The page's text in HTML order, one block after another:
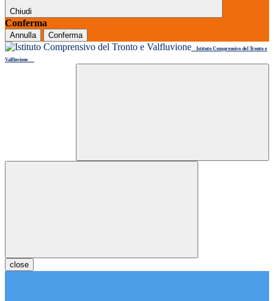
Chiudi
Conferma
Annulla Conferma
Istituto Comprensivo del Tronto e
Valfluvione
close